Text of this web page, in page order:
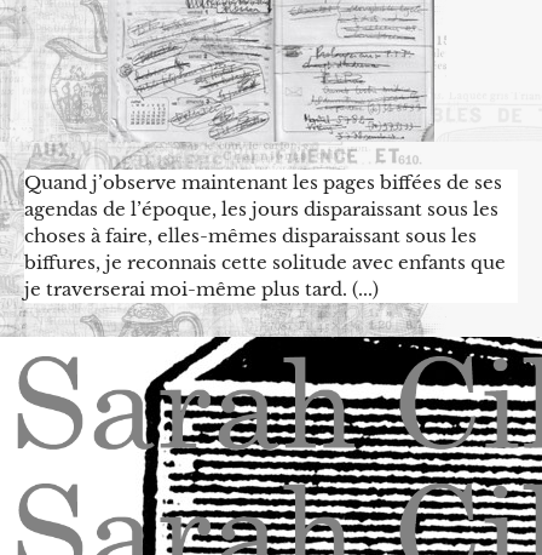
Quand j’observe maintenant les pages biffées de ses
agendas de l’époque, les jours disparaissant sous les
choses à faire, elles-mêmes disparaissant sous les
biffures, je reconnais cette solitude avec enfants que
je traverserai moi-même plus tard. (...)